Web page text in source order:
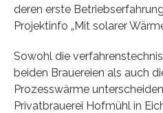
deren erste
Projektinfo „Mit solarer
Sowohl die
beiden Brauereien als auch
Prozesswärme
Privatbrauerei Hofmühl in